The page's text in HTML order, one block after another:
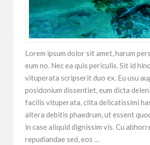
Lorem ipsum dolor sit amet, harum
eum no. Nec ea quis periculis. Sit id
vituperata scripserit duo ex. Eu usu
posidonium dissentiet, eum dicta
facilis vituperata, clita delicatissimi
altera debitis phaedrum, ut essent
in case aliquid dignissim vis. Cu
repudiandae sed, eos …